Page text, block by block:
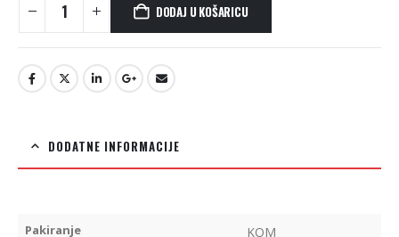
DODAJ U KOŠARICU
DODATNE INFORMACIJE
Pakiranje KOM